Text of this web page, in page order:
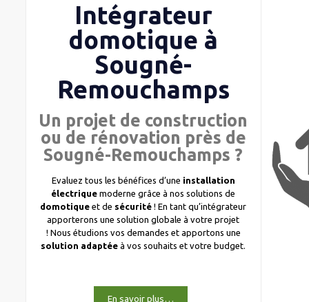
Intégrateur
domotique à
Sougné-
Remouchamps
Un projet de construction
ou de rénovation près de
Sougné-Remouchamps ?
Evaluez tous les bénéfices d’une installation
électrique moderne grâce à nos solutions de
domotique et de sécurité ! En tant qu’intégrateur
apporterons une solution globale à votre projet
! Nous étudions vos demandes et apportons une
solution adaptéeà vos souhaits et votre budget.
En savoir plus…